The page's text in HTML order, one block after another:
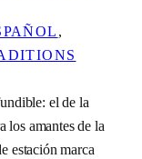
el de la
los amantes de la
estación marca